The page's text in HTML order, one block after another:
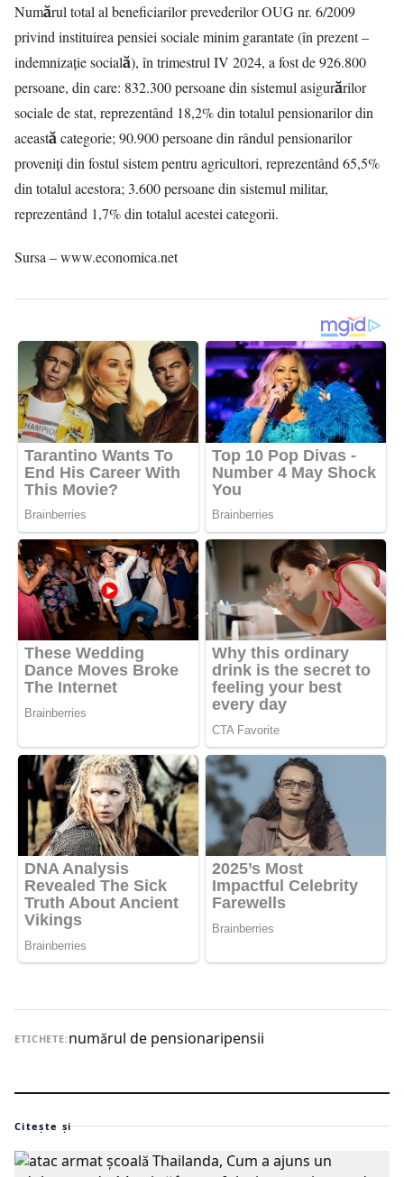
Numărul total al beneficiarilor prevederilor OUG nr. 6/2009
privind instituirea pensiei sociale minim garantate (în prezent –
indemnizație socială), în trimestrul IV 2024, a fost de 926.800
persoane, din care: 832.300 persoane din sistemul asigurărilor
sociale de stat, reprezentând 18,2% din totalul pensionarilor din
această categorie; 90.900 persoane din rândul pensionarilor
proveniți din fostul sistem pentru agricultori, reprezentând 65,5%
din totalul acestora; 3.600 persoane din sistemul militar,
reprezentând 1,7% din totalul acestei categorii.
Sursa – www.economica.net
ETICHETE:numărul de pensionaripensii
Citește și